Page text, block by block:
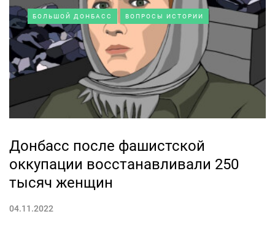
БОЛЬШОЙ ДОНБАСС ВОПРОСЫ ИСТОРИИ
Донбасс после фашистской
оккупации восстанавливали 250
тысяч женщин
04.11.2022